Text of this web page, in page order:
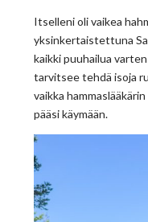
Itselleni oli vaikea
yksinkertaistettuna
kaikki puuhailua varten
tarvitsee tehdä isoja
vaikka
pääsi käymään.